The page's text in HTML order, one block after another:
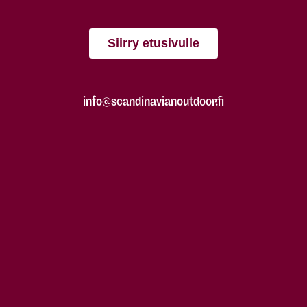
Siirry etusivulle
info@scandinavianoutdoor.fi